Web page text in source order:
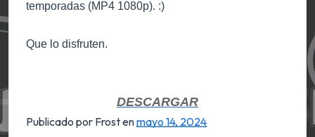
temporadas (MP4 1080p). :)
Que lo disfruten.
DESCARGAR
Publicado por Frostenmayo 14, 2024